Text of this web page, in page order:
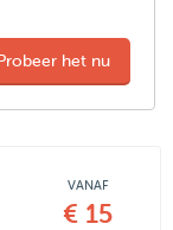
Probeer het nu
VANAF
€ 15